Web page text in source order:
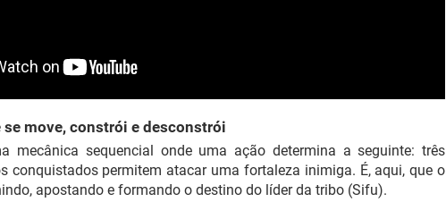
se move, constrói e desconstrói
mecânica sequencial onde uma ação determina a seguinte: três
conquistados permitem atacar uma fortaleza inimiga. É, aqui, que o
apostando e formando o destino do líder da tribo (Sifu).